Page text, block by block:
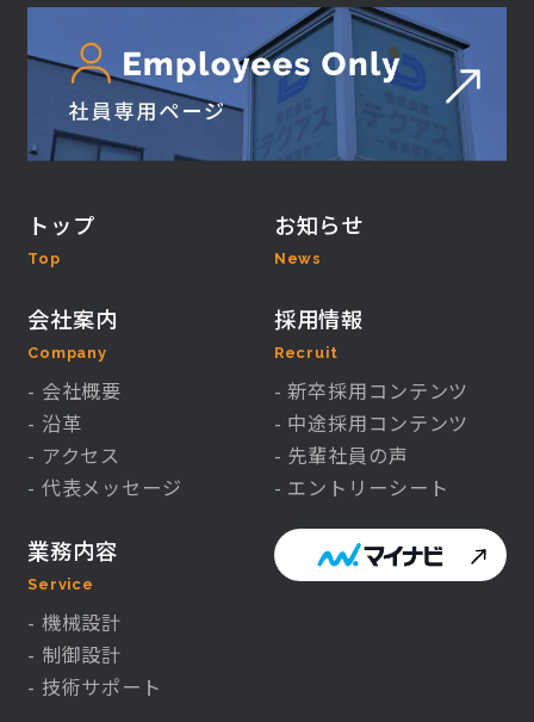
トップ
Top
会社案内
Company
- 会社概要
- 沿革
- アクセス
- 代表メッセージ
業務内容
Service
- 機械設計
- 制御設計
- 技術サポート
お知らせ
News
採用情報
Recruit
- 新卒採用コンテンツ
- 中途採用コンテンツ
- 先輩社員の声
- エントリーシート